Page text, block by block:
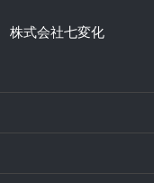
株式会社七変化